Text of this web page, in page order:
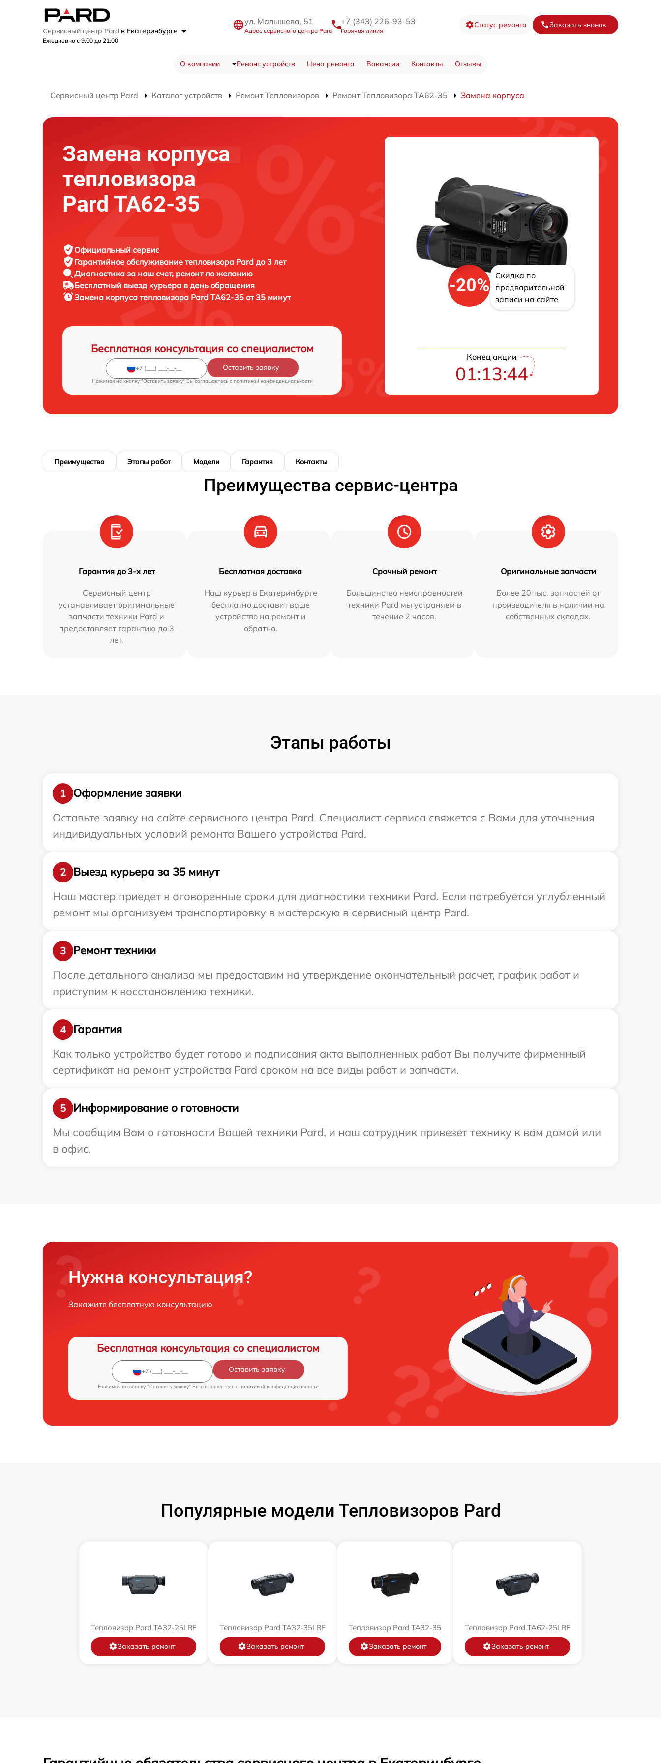
Сервисный центр Pard в Екатеринбурге
Ежедневно с 9:00 до 21:00
ул. Малышева, 51
Адрес сервисного центра Pard
+7 (343) 226-93-53
Горячая линия
Статус ремонта Заказать звонок
О компании Ремонт устройств Цена ремонта Вакансии Контакты Отзывы
Сервисный центр Pard Каталог устройств Ремонт Тепловизоров Ремонт Тепловизора TA62-35 Замена корпуса
Замена корпуса
тепловизора
Pard TA62-35
Официальный сервис
Гарантийное обслуживание тепловизора Pard до 3 лет
Диагностика за наш счет, ремонт по желанию
Бесплатный выезд курьера в день обращения
Замена корпуса тепловизора Pard TA62-35 от 35 минут
Бесплатная консультация со специалистом
Оставить заявку
Нажимая на кнопку "Оставить заявку" Вы соглашаетесь c политикой конфиденциальности
-20%
Скидка по
предварительной
записи на сайте
Конец акции
01:13:43
Преимущества Этапы работ Модели Гарантия Контакты
Преимущества сервис-центра
Гарантия до 3-х лет
Сервисный центр
устанавливает оригинальные
запчасти техники Pard и
предоставляет гарантию до 3
лет.
Бесплатная доставка
Наш курьер в Екатеринбурге
бесплатно доставит ваше
устройство на ремонт и
обратно.
Срочный ремонт
Большинство неисправностей
техники Pard мы устраняем в
течение 2 часов.
Оригинальные запчасти
Более 20 тыс. запчастей от
производителя в наличии на
собственных складах.
Этапы работы
1
Оформление заявки
Оставьте заявку на сайте сервисного центра Pard. Специалист сервиса свяжется с Вами для уточнения
индивидуальных условий ремонта Вашего устройства Pard.
2
Выезд курьера за 35 минут
Наш мастер приедет в оговоренные сроки для диагностики техники Pard. Если потребуется углубленный
ремонт мы организуем транспортировку в мастерскую в сервисный центр Pard.
3
Ремонт техники
После детального анализа мы предоставим на утверждение окончательный расчет, график работ и
приступим к восстановлению техники.
4
Гарантия
Как только устройство будет готово и подписания акта выполненных работ Вы получите фирменный
сертификат на ремонт устройства Pard сроком на все виды работ и запчасти.
5
Информирование о готовности
Мы сообщим Вам о готовности Вашей техники Pard, и наш сотрудник привезет технику к вам домой или
в офис.
Нужна консультация?
Закажите бесплатную консультацию
Бесплатная консультация со специалистом
Оставить заявку
Нажимая на кнопку "Оставить заявку" Вы соглашаетесь c политикой конфиденциальности
Популярные модели Тепловизоров Pard
Тепловизор Pard TA32-25LRF
Заказать ремонт
Тепловизор Pard TA32-35LRF
Заказать ремонт
Тепловизор Pard TA32-35
Заказать ремонт
Тепловизор Pard TA62-25LRF
Заказать ремонт